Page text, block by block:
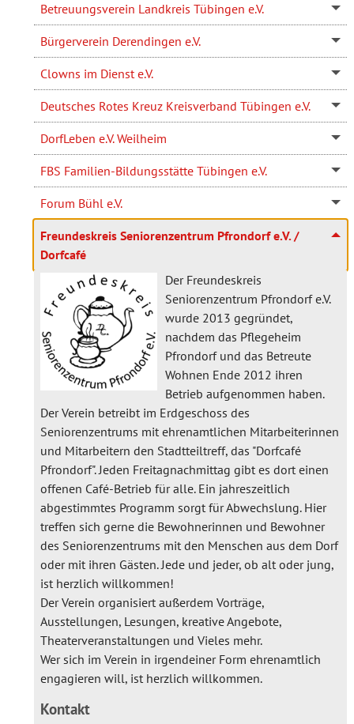
Betreuungsverein Landkreis Tübingen e.V.
Bürgerverein Derendingen e.V.
Clowns im Dienst e.V.
Deutsches Rotes Kreuz Kreisverband Tübingen e.V.
DorfLeben e.V. Weilheim
FBS Familien-Bildungsstätte Tübingen e.V.
Forum Bühl e.V.
Freundeskreis Seniorenzentrum Pfrondorf e.V. /
Dorfcafé
Der Freundeskreis
Seniorenzentrum Pfrondorf e.V.
wurde 2013 gegründet,
nachdem das Pflegeheim
Pfrondorf und das Betreute
Wohnen Ende 2012 ihren
Betrieb aufgenommen haben.
Der Verein betreibt im Erdgeschoss des
Seniorenzentrums mit ehrenamtlichen Mitarbeiterinnen
und Mitarbeitern den Stadtteiltreff, das "Dorfcafé
Pfrondorf". Jeden Freitagnachmittag gibt es dort einen
offenen Café-Betrieb für alle. Ein jahreszeitlich
abgestimmtes Programm sorgt für Abwechslung. Hier
treffen sich gerne die Bewohnerinnen und Bewohner
des Seniorenzentrums mit den Menschen aus dem Dorf
oder mit ihren Gästen. Jede und jeder, ob alt oder jung,
ist herzlich willkommen!
Der Verein organisiert außerdem Vorträge,
Ausstellungen, Lesungen, kreative Angebote,
Theaterveranstaltungen und Vieles mehr.
Wer sich im Verein in irgendeiner Form ehrenamtlich
engagieren will, ist herzlich willkommen.
Kontakt